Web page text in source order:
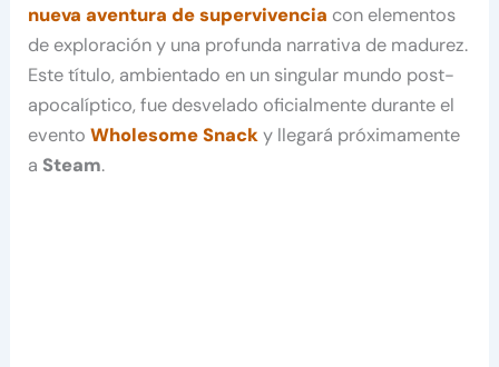
nueva aventura de supervivencia con elementos
de exploración y una profunda narrativa de madurez.
Este título, ambientado en un singular mundo post-
apocalíptico, fue desvelado oficialmente durante el
eventoWholesome Snacky llegará próximamente
a Steam.